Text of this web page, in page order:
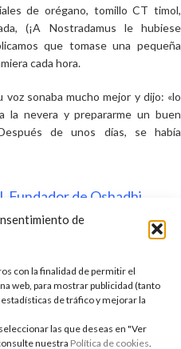
de
con la finalidad de permitir el
web, para mostrar publicidad (tanto
de tráfico y mejorar la
las que deseas en "Ver
nuestra Política de cookies.
de orégano, tomillo CT timol,
(¡A Nostradamus le hubiese
que tomase una pequeña
cada hora.
sonaba mucho mejor y dijo: «lo
nevera y prepararme un buen
de unos días, se había
Fundador de Oshadhi
carrieroflight.blog